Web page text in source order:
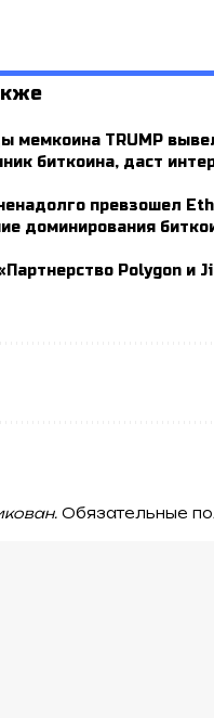
мемкоина TRUMP
биткоина, даст
превзошел
доминирования
Polygon и
Обязательные